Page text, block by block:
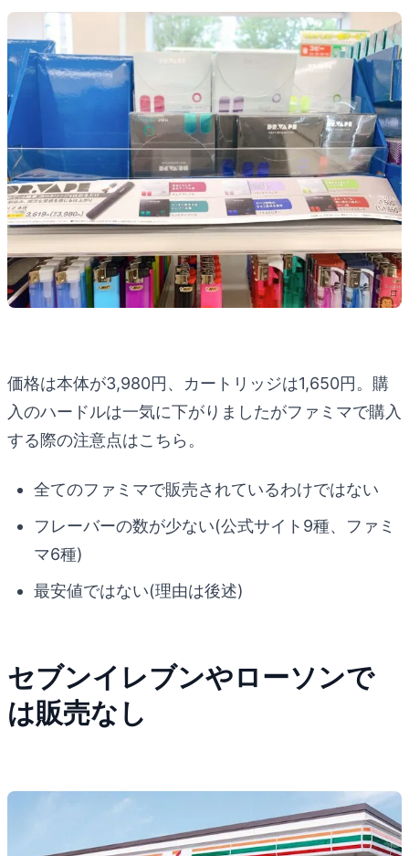
価格は本体が3,980円、カートリッジは1,650円。購
入のハードルは一気に下がりましたがファミマで購入
する際の注意点はこちら。
全てのファミマで販売されているわけではない
フレーバーの数が少ない(公式サイト9種、ファミ
マ6種)
最安値ではない(理由は後述)
セブンイレブンやローソンで
は販売なし